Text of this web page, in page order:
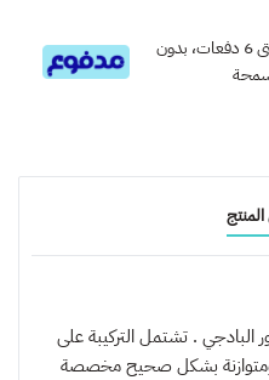
قسم دفعاتك بطريقة ميسرة إلى 4 وحتى 6 دفعات، بدون
البادجي . تشتمل التركيبة على
بشكل صحيح مخصصة